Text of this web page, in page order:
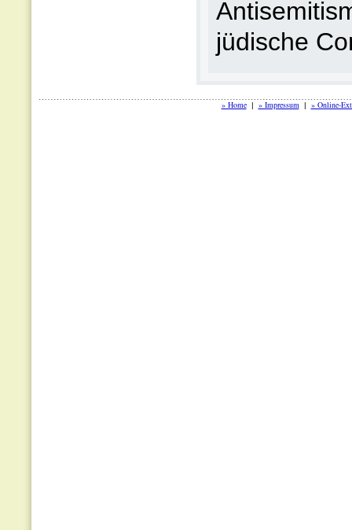
jüdische
» Home | » Impressum | » Online-